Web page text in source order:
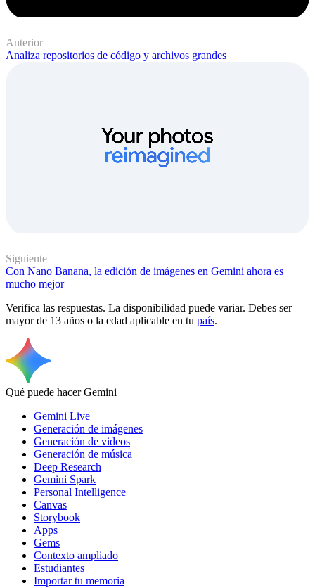
Anterior
Analiza repositorios de código y archivos grandes
Siguiente
Con Nano Banana, la edición de imágenes en Gemini ahora es
mucho mejor
Verifica las respuestas. La disponibilidad puede variar. Debes ser
mayor de 13 años o la edad aplicable en tu país.
Qué puede hacer Gemini
Gemini Live
Generación de imágenes
Generación de videos
Generación de música
Deep Research
Gemini Spark
Personal Intelligence
Canvas
Storybook
Apps
Gems
Contexto ampliado
Estudiantes
Importar tu memoria